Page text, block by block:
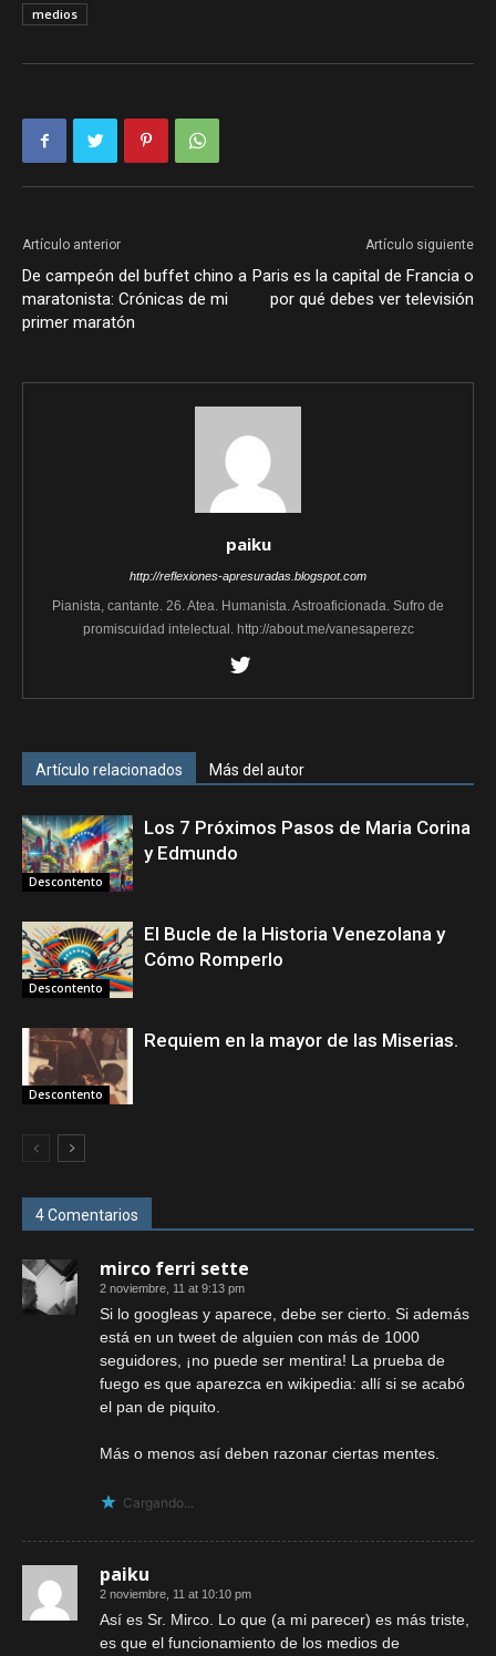
medios
Artículo anterior
De campeón del buffet chino a
maratonista: Crónicas de mi
primer maratón
Artículo siguiente
Paris es la capital de Francia o
por qué debes ver televisión
paiku
http://reflexiones-apresuradas.blogspot.com
Pianista, cantante. 26. Atea. Humanista. Astroaficionada. Sufro de
promiscuidad intelectual. http://about.me/vanesaperezc
Artículo relacionados Más del autor
Descontento
Los 7 Próximos Pasos de Maria Corina
y Edmundo
Descontento
El Bucle de la Historia Venezolana y
Cómo Romperlo
Descontento
Requiem en la mayor de las Miserias.
4 Comentarios
mirco ferri sette
2 noviembre, 11 at 9:13 pm
Si lo googleas y aparece, debe ser cierto. Si además
está en un tweet de alguien con más de 1000
seguidores, ¡no puede ser mentira! La prueba de
fuego es que aparezca en wikipedia: allí si se acabó
el pan de piquito.
Más o menos así deben razonar ciertas mentes.
Cargando...
paiku
2 noviembre, 11 at 10:10 pm
Así es Sr. Mirco. Lo que (a mi parecer) es más triste,
es que el funcionamiento de los medios de